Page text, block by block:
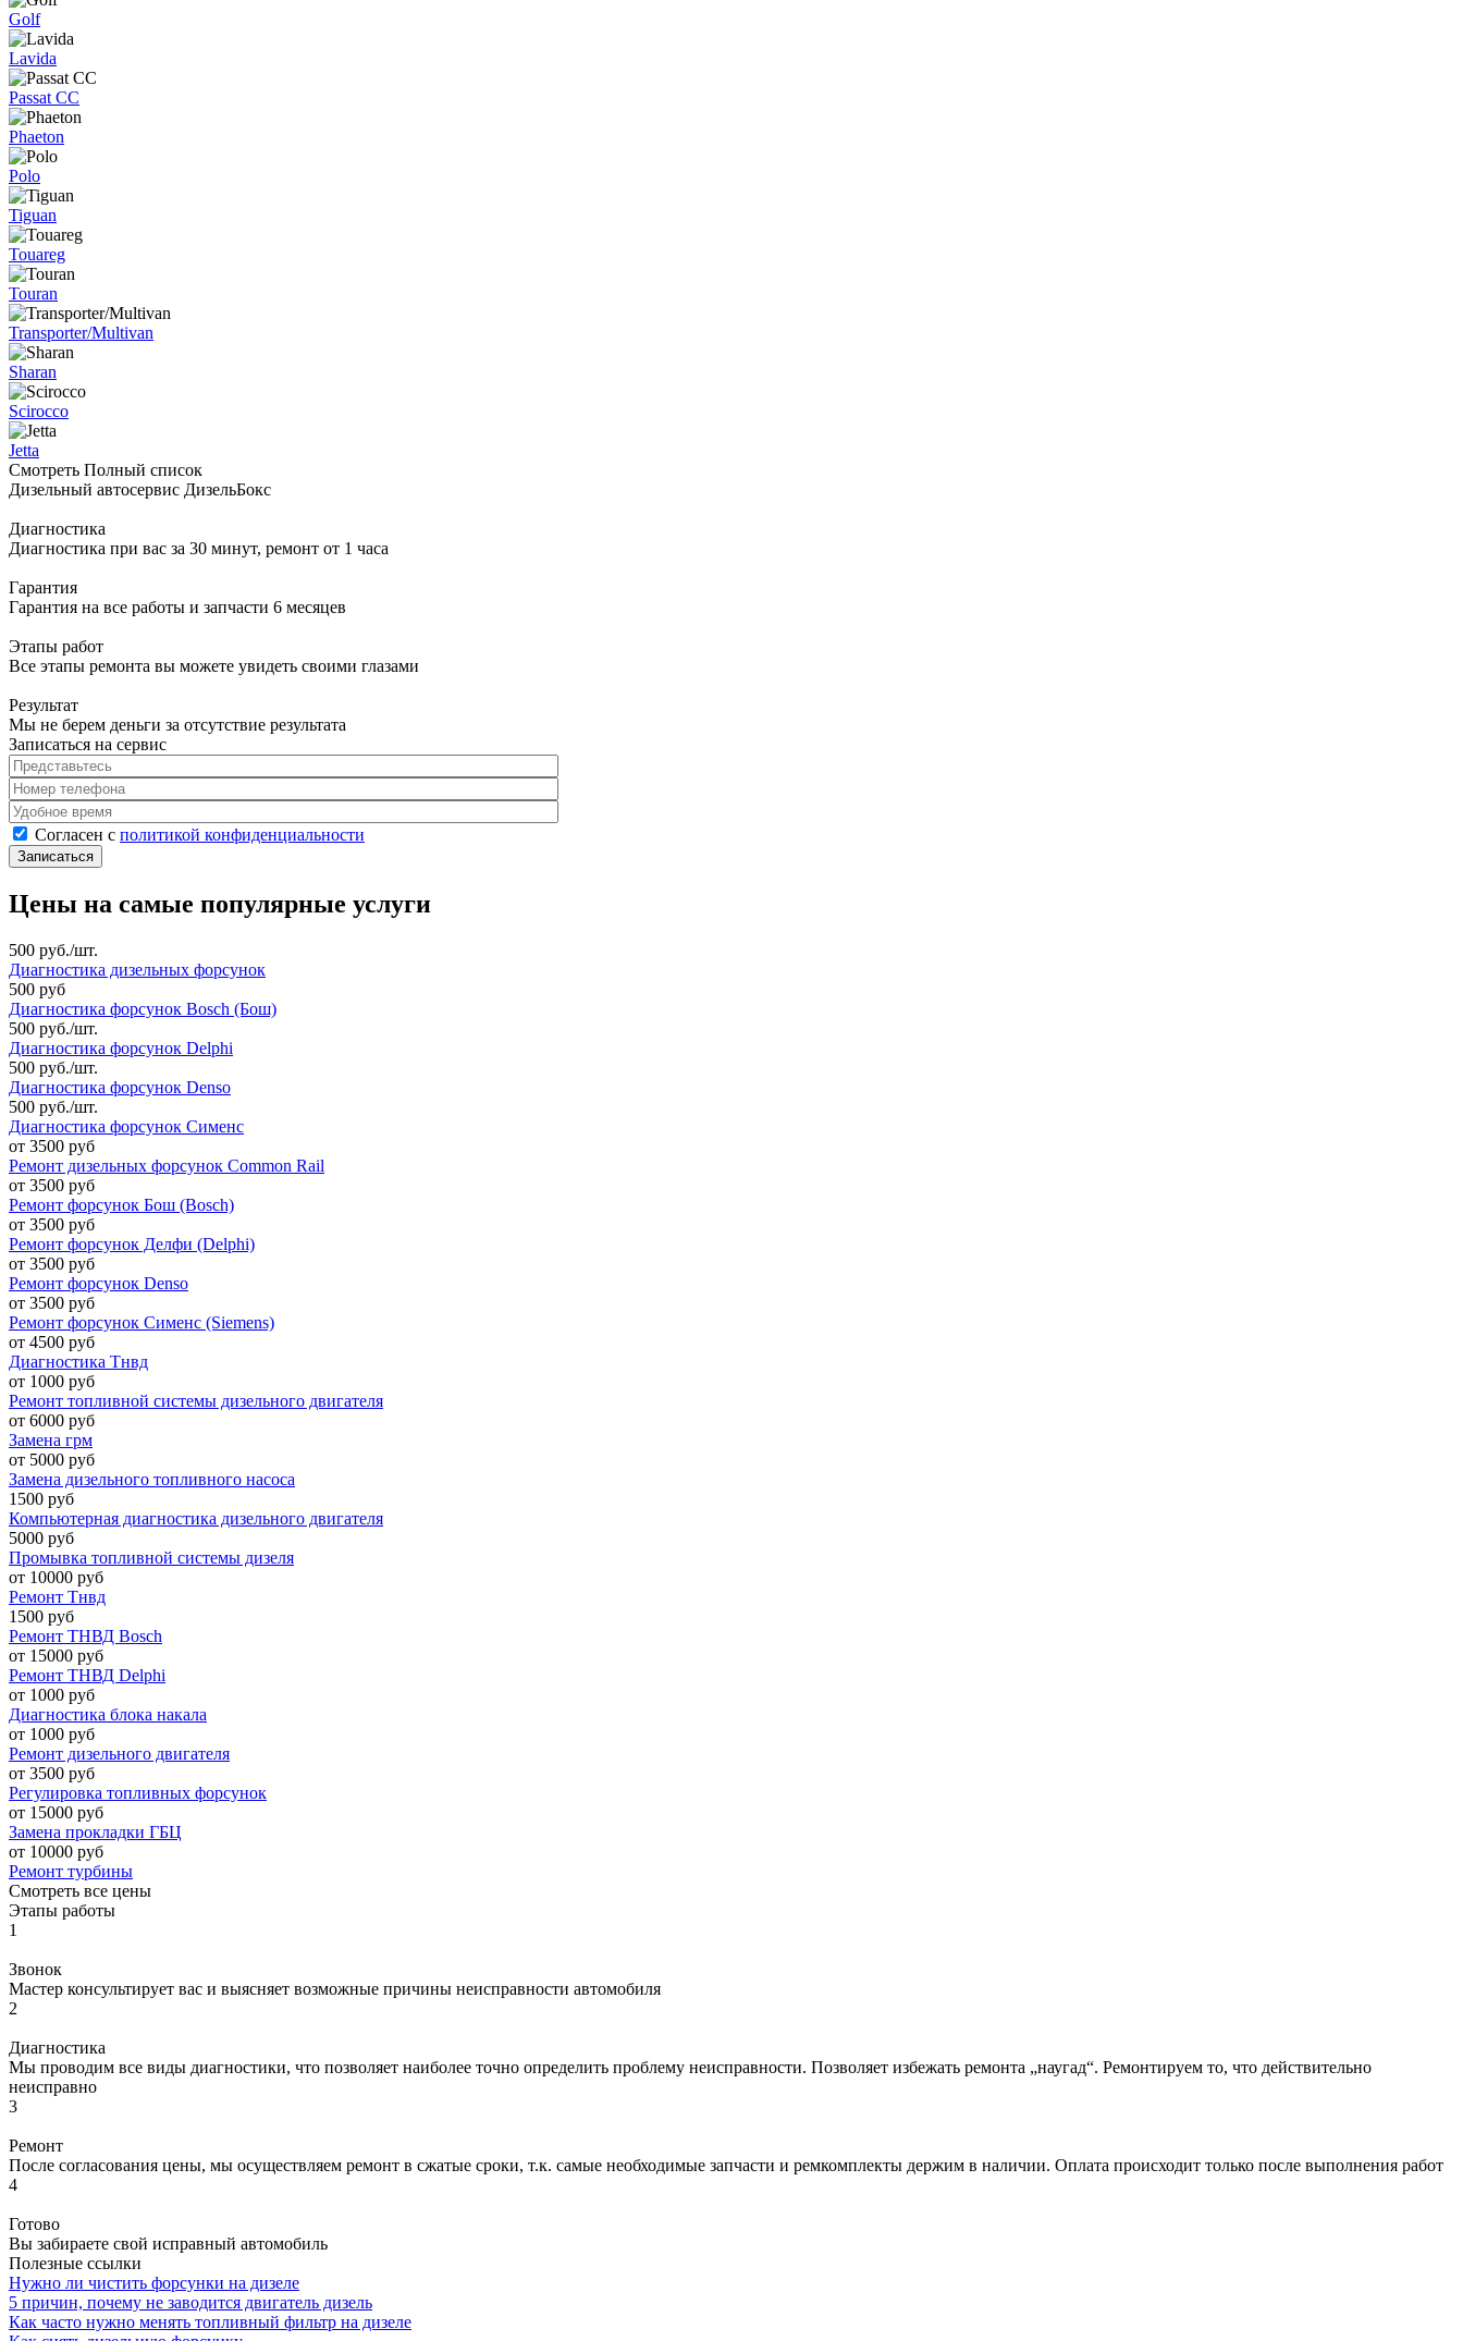
Golf
Lavida
Passat CC
Phaeton
Polo
Tiguan
Touareg
Touran
Transporter/Multivan
Sharan
Scirocco
Jetta
Смотреть Полный список
Дизельный автосервис ДизельБокс
Диагностика
Диагностика при вас за 30 минут, ремонт от 1 часа
Гарантия
Гарантия на все работы и запчасти 6 месяцев
Этапы работ
Все этапы ремонта вы можете увидеть своими глазами
Результат
Мы не берем деньги за отсутствие результата
Записаться на сервис
Представьтесь
Номер телефона
Удобное время
Согласен с политикой конфиденциальности*
Согласен с политикой конфиденциальности
Цены на самые популярные услуги
500 руб./шт.
Диагностика дизельных форсунок
500 руб
Диагностика форсунок Bosch (Бош)
500 руб./шт.
Диагностика форсунок Delphi
500 руб./шт.
Диагностика форсунок Denso
500 руб./шт.
Диагностика форсунок Сименс
от 3500 руб
Ремонт дизельных форсунок Common Rail
от 3500 руб
Ремонт форсунок Бош (Bosch)
от 3500 руб
Ремонт форсунок Делфи (Delphi)
от 3500 руб
Ремонт форсунок Denso
от 3500 руб
Ремонт форсунок Сименс (Siemens)
от 4500 руб
Диагностика Тнвд
от 1000 руб
Ремонт топливной системы дизельного двигателя
от 6000 руб
Замена грм
от 5000 руб
Замена дизельного топливного насоса
1500 руб
Компьютерная диагностика дизельного двигателя
5000 руб
Промывка топливной системы дизеля
от 10000 руб
Ремонт Тнвд
1500 руб
Ремонт ТНВД Bosch
от 15000 руб
Ремонт ТНВД Delphi
от 1000 руб
Диагностика блока накала
от 1000 руб
Ремонт дизельного двигателя
от 3500 руб
Регулировка топливных форсунок
от 15000 руб
Замена прокладки ГБЦ
от 10000 руб
Ремонт турбины
Смотреть все цены
Этапы работы
1
Звонок
Мастер консультирует вас и выясняет возможные причины неисправности автомобиля
2
Диагностика
Мы проводим все виды диагностики, что позволяет наиболее точно определить проблему неисправности. Позволяет избежать ремонта „наугад“. Ремонтируем то, что действительно
неисправно
3
Ремонт
После согласования цены, мы осуществляем ремонт в сжатые сроки, т.к. самые необходимые запчасти и ремкомплекты держим в наличии. Оплата происходит только после выполнения работ
4
Готово
Вы забираете свой исправный автомобиль
Полезные ссылки
Нужно ли чистить форсунки на дизеле
5 причин, почему не заводится двигатель дизель
Как часто нужно менять топливный фильтр на дизеле